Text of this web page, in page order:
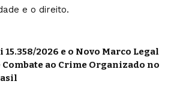
e o direito.
15.358/2026 e o Novo Marco Legal
Combate ao Crime Organizado no